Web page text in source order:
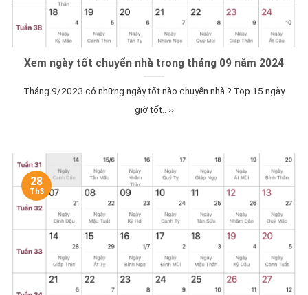
Xem ngày tốt chuyển nhà trong tháng 09 năm 2024
Tháng 9/2023 có những ngày tốt nào chuyển nhà ? Top 15 ngày
giờ tốt.. ››
28
Th3